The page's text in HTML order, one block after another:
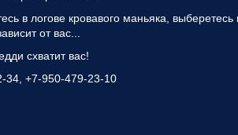
в логове кровавого маньяка,
от вас...
схватит вас!
34, +7-950-479-23-10